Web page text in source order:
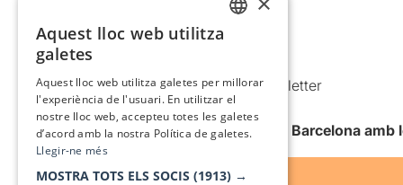
Política de cookies
Condicions d’ús
Comunicacions comercials i Newsletter
Anuncia’t
Vull rebre la newsletter de Teatre Barcelona
Aquest lloc web utilitza
galetes
Aquest lloc web utilitza galetes per millorar
l'experiència de l'usuari. En utilitzar el
nostre lloc web, accepteu totes les galetes
d’acord amb la nostra Política de galetes.
Llegir-ne més
MOSTRA TOTS ELS SOCIS (1913) →